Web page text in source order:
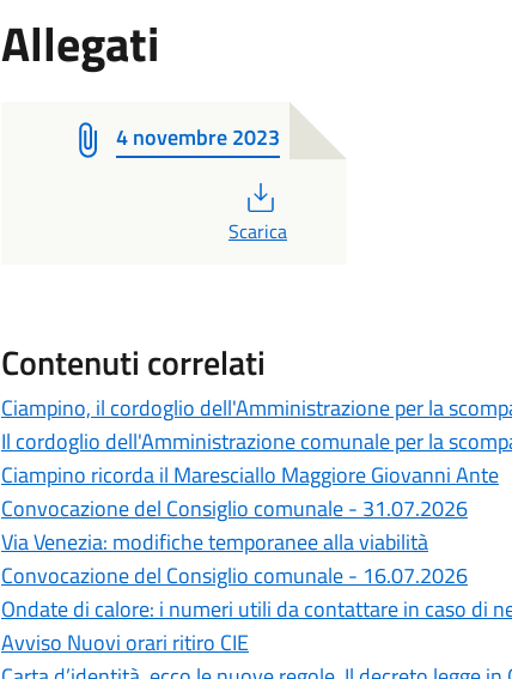
Allegati
4 novembre 2023
Scarica
Contenuti correlati
Ciampino, il cordoglio dell'Amministrazione per la
Il cordoglio dell'Amministrazione comunale per la
Ciampino ricorda il Maresciallo Maggiore Giovanni Ante
Convocazione del Consiglio comunale - 31.07.2026
Via Venezia: modifiche temporanee alla viabilità
Convocazione del Consiglio comunale - 16.07.2026
Ondate di calore: i numeri utili da contattare in caso di
Avviso Nuovi orari ritiro CIE